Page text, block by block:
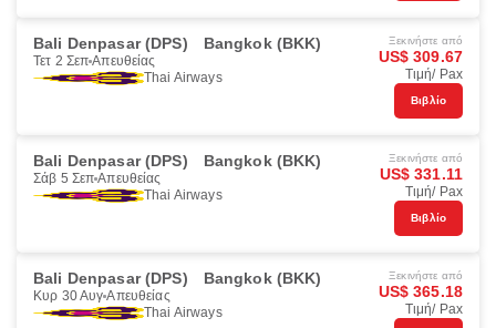
Bali Denpasar (DPS) Bangkok (BKK)
Τετ 2 Σεπ Απευθείας
Thai Airways
Ξεκινήστε από
US$ 309.67
Τιμή/ Pax
Βιβλίο
Bali Denpasar (DPS) Bangkok (BKK)
Σάβ 5 Σεπ Απευθείας
Thai Airways
Ξεκινήστε από
US$ 331.11
Τιμή/ Pax
Βιβλίο
Bali Denpasar (DPS) Bangkok (BKK)
Κυρ 30 Αυγ Απευθείας
Thai Airways
Ξεκινήστε από
US$ 365.18
Τιμή/ Pax